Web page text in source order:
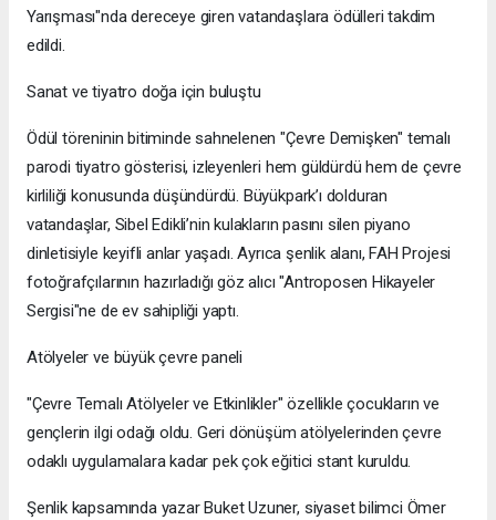
Yarışması"nda dereceye giren vatandaşlara ödülleri takdim
edildi.
Sanat ve tiyatro doğa için buluştu
Ödül töreninin bitiminde sahnelenen "Çevre Demişken" temalı
parodi tiyatro gösterisi, izleyenleri hem güldürdü hem de çevre
kirliliği konusunda düşündürdü. Büyükpark’ı dolduran
vatandaşlar, Sibel Edikli’nin kulakların pasını silen piyano
dinletisiyle keyifli anlar yaşadı. Ayrıca şenlik alanı, FAH Projesi
fotoğrafçılarının hazırladığı göz alıcı "Antroposen Hikayeler
Sergisi"ne de ev sahipliği yaptı.
Atölyeler ve büyük çevre paneli
"Çevre Temalı Atölyeler ve Etkinlikler" özellikle çocukların ve
gençlerin ilgi odağı oldu. Geri dönüşüm atölyelerinden çevre
odaklı uygulamalara kadar pek çok eğitici stant kuruldu.
Şenlik kapsamında yazar Buket Uzuner, siyaset bilimci Ömer